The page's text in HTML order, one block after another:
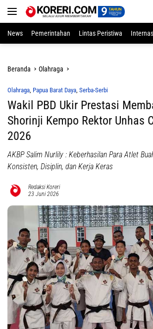
News
Pemerintahan Lintas Peristiwa
Beranda Olahraga
Olahraga, Papua Barat Daya, Serba-Serbi
Wakil PBD Ukir Prestasi
Shorinji Kempo Rektor Unhas
2026
AKBP Salim Nurlily : Keberhasilan Para Atlet
Konsisten, Disiplin, dan Kerja Keras
Redaksi Koreri
23 Juni 2026